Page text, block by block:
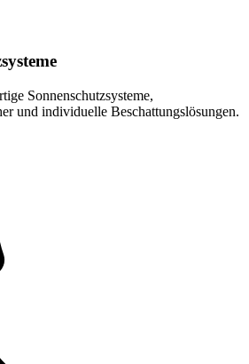
Sonnenschutzsysteme,
und individuelle Beschattungslösungen.